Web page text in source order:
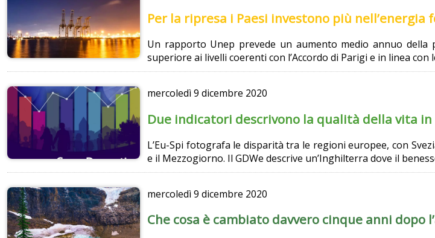
Per la ripresa i Paesi investono più
Un rapporto Unep prevede un aumento medio annuo
superiore ai livelli coerenti con l’Accordo di Parigi e in linea
mercoledì9 dicembre 2020
Due indicatori descrivono la qualità della vita in
L’Eu-Spi fotografa le disparità tra le regioni europee, con
e il Mezzogiorno. Il GDWe descrive un’Inghilterra dove il
mercoledì9 dicembre 2020
Che cosa è cambiato davvero cinque anni dopo